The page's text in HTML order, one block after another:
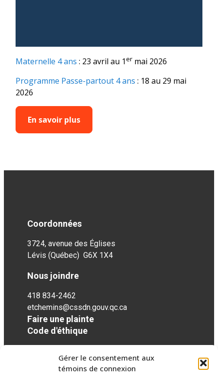
Gérer le consentement aux
témoins de connexion
Maternelle 4 ans : 23 avril au 1er mai 2026
Programme Passe-partout 4 ans : 18 au 29 mai
2026
En savoir plus
Coordonnées
3724, avenue des Églises
Lévis (Québec) G6X 1X4
Nous joindre
418 834-2462
etchemins@cssdn.gouv.qc.ca
Faire une plainte
Code d'éthique
Réseaux sociaux